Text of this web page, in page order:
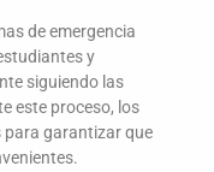
de emergencia
y
siguiendo las
este proceso, los
para garantizar que